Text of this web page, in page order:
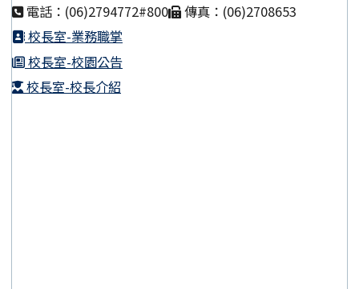
電話：(06)2794772#800
傳真：(06)2708653
校長室-業務職掌
校長室-校園公告
校長室-校長介紹